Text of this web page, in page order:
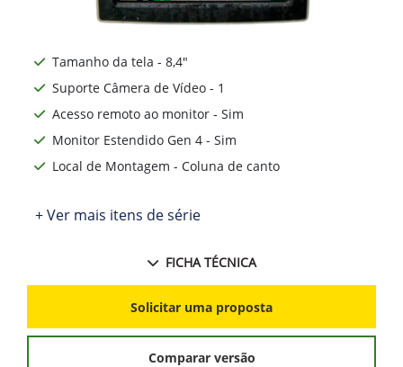
Tamanho da tela - 8,4"
Suporte Câmera de Vídeo - 1
Acesso remoto ao monitor - Sim
Monitor Estendido Gen 4 - Sim
Local de Montagem - Coluna de canto
+ Ver mais itens de série
FICHA TÉCNICA
Solicitar uma proposta
Comparar versão